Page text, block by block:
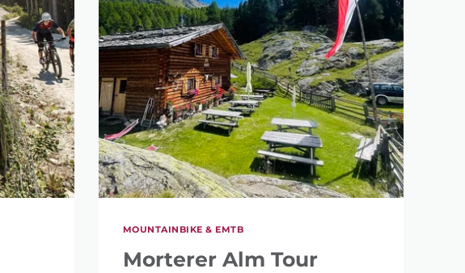
MOUNTAINBIKE & EMTB
Morterer Alm Tour